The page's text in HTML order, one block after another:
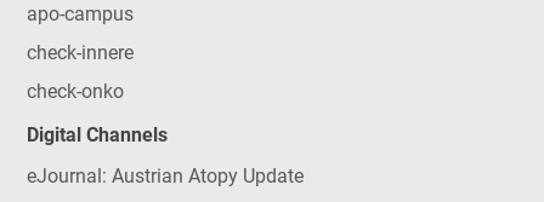
apo-campus
check-innere
check-onko
Digital Channels
eJournal: Austrian Atopy Update